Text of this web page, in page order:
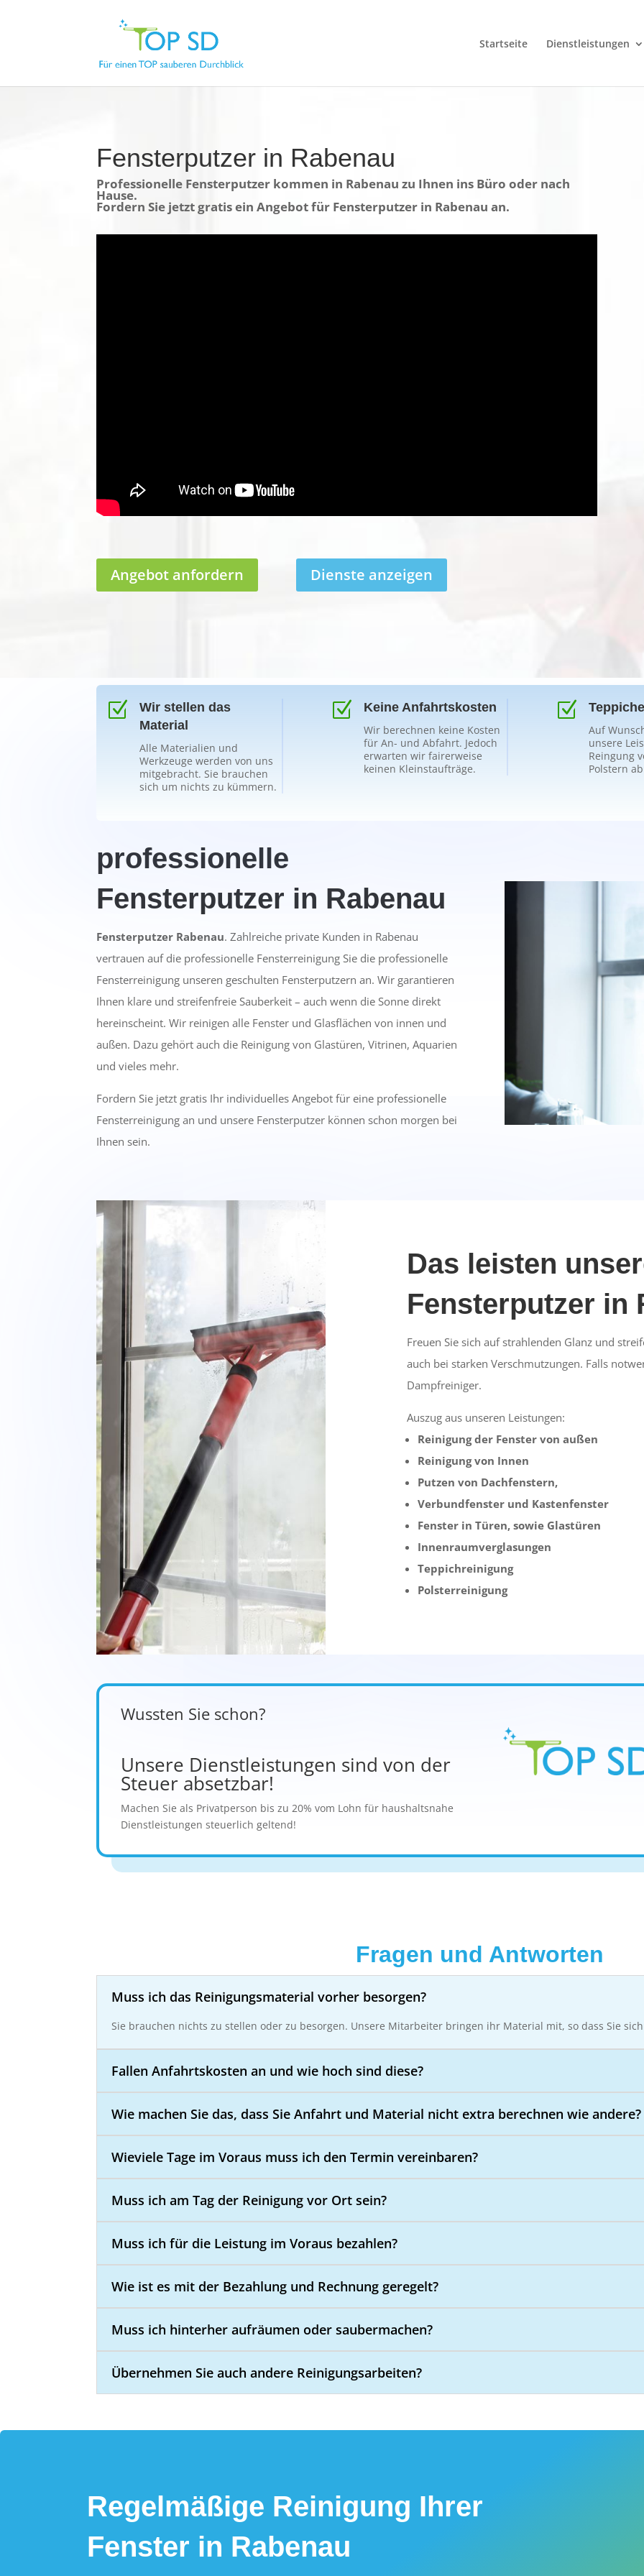
Startseite Dienstleistungen
Fensterputzer in Rabenau
Professionelle Fensterputzer kommen in Rabenau zu Ihnen ins Büro oder nach
Hause.
Fordern Sie jetzt gratis ein Angebot für Fensterputzer in Rabenau an.
Angebot anfordern Dienste anzeigen
Z
Wir stellen das
Material
Alle Materialien und
Werkzeuge werden von uns
mitgebracht. Sie brauchen
sich um nichts zu kümmern.
Z Keine Anfahrtskosten
Wir berechnen keine Kosten
für An- und Abfahrt. Jedoch
erwarten wir fairerweise
keinen Kleinstaufträge.
Z
Auf
unsere
Reingung
Polstern
professionelle
Fensterputzer in Rabenau
Fensterputzer Rabenau. Zahlreiche private Kunden in Rabenau
vertrauen auf die professionelle Fensterreinigung Sie die professionelle
Fensterreinigung unseren geschulten Fensterputzern an. Wir garantieren
Ihnen klare und streifenfreie Sauberkeit – auch wenn die Sonne direkt
hereinscheint. Wir reinigen alle Fenster und Glasflächen von innen und
außen. Dazu gehört auch die Reinigung von Glastüren, Vitrinen, Aquarien
und vieles mehr.
Fordern Sie jetzt gratis Ihr individuelles Angebot für eine professionelle
Fensterreinigung an und unsere Fensterputzer können schon morgen bei
Ihnen sein.
Das leisten
Fensterputzer in
Freuen Sie sich auf strahlenden Glanz und
auch bei starken Verschmutzungen. Falls
Dampfreiniger.
Auszug aus unseren Leistungen:
Reinigung der Fenster von außen
Reinigung von Innen
Putzen von Dachfenstern,
Verbundfenster und Kastenfenster
Fenster in Türen, sowie Glastüren
Innenraumverglasungen
Teppichreinigung
Polsterreinigung
Wussten Sie schon?
Unsere Dienstleistungen sind von der
Steuer absetzbar!
Machen Sie als Privatperson bis zu 20% vom Lohn für haushaltsnahe
Dienstleistungen steuerlich geltend!
Fragen und Antworten
Muss ich das Reinigungsmaterial vorher besorgen?
Sie brauchen nichts zu stellen oder zu besorgen. Unsere Mitarbeiter bringen ihr Material mit, so dass Sie
Fallen Anfahrtskosten an und wie hoch sind diese?
Wie machen Sie das, dass Sie Anfahrt und Material nicht extra berechnen wie andere?
Wieviele Tage im Voraus muss ich den Termin vereinbaren?
Muss ich am Tag der Reinigung vor Ort sein?
Muss ich für die Leistung im Voraus bezahlen?
Wie ist es mit der Bezahlung und Rechnung geregelt?
Muss ich hinterher aufräumen oder saubermachen?
Übernehmen Sie auch andere Reinigungsarbeiten?
Regelmäßige Reinigung Ihrer
Fenster in Rabenau